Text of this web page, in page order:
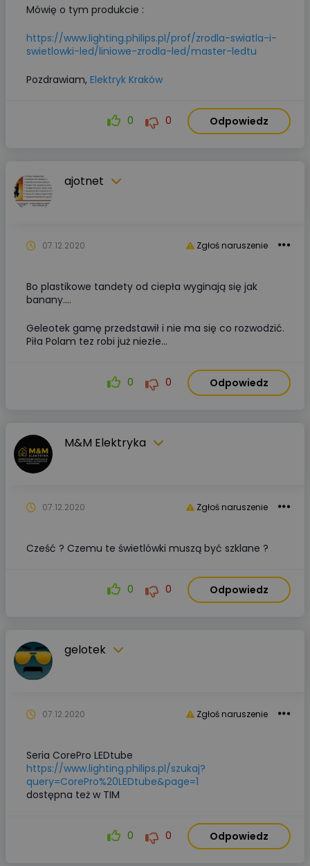
Mówię o tym produkcie :
https://www.lighting.philips.pl/prof/zrodla-swiatla-i-
swietlowki-led/liniowe-zrodla-led/master-ledtu
Pozdrawiam, Elektryk Kraków
0 0 Odpowiedz
ajotnet
Zgłoś naruszenie
07.12.2020
Bo plastikowe tandety od ciepła wyginają się jak
banany....
Geleotek gamę przedstawił i nie ma się co rozwodzić.
Piła Polam tez robi już niezłe...
0 0 Odpowiedz
M&M Elektryka
Zgłoś naruszenie
07.12.2020
Cześć ? Czemu te świetlówki muszą być szklane ?
0 0 Odpowiedz
gelotek
Zgłoś naruszenie
07.12.2020
Seria CorePro LEDtube
https://www.lighting.philips.pl/szukaj?
query=CorePro%20LEDtube&page=1
dostępna też w TIM
0 0 Odpowiedz